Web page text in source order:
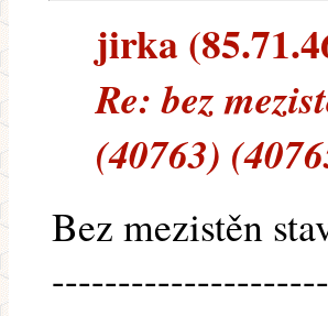
jirka
Re: bez
(40763)
Bez mezistěn